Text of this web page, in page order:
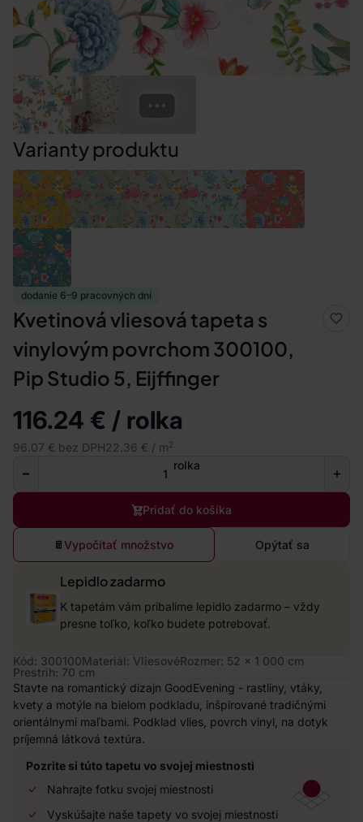
dodanie 6–9 pracovných dní
Kvetinová vliesová tapeta s
vinylovým povrchom 300100,
Pip Studio 5, Eijffinger
116.24 € / rolka
96.07 € bez DPH22.36 € / m2
rolka
Pridať do košíka
Vypočítať množstvo Opýtať sa
Lepidlo zadarmo
K tapetám vám pribalíme lepidlo zadarmo – vždy
presne toľko, koľko budete potrebovať.
Kód: 300100Materiál: VliesovéRozmer: 52 x 1 000 cm
Prestrih: 70 cm
Stavte na romantický dizajn GoodEvening - rastliny, vtáky,
kvety a motýle na bielom podkladu, inšpirované tradičnými
orientálnymi maľbami. Podklad vlies, povrch vinyl, na dotyk
príjemná látková textúra.
Pozrite si túto tapetu vo svojej miestnosti
Nahrajte fotku svojej miestnosti
Vyskúšajte naše tapety vo svojej miestnosti
Varianty produktu